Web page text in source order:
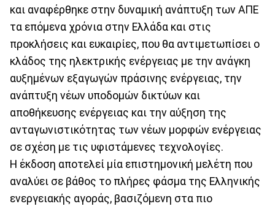
και αναφέρθηκε στην δυναμική ανάπτυξη των ΑΠΕ
τα επόμενα χρόνια στην Ελλάδα και στις
προκλήσεις και ευκαιρίες, που θα αντιμετωπίσει ο
κλάδος της ηλεκτρικής ενέργειας με την ανάγκη
αυξημένων εξαγωγών πράσινης ενέργειας, την
ανάπτυξη νέων υποδομών δικτύων και
αποθήκευσης ενέργειας και την αύξηση της
ανταγωνιστικότητας των νέων μορφών ενέργειας
σε σχέση με τις υφιστάμενες τεχνολογίες.
Η έκδοση αποτελεί μία επιστημονική μελέτη που
αναλύει σε βάθος το πλήρες φάσμα της Ελληνικής
ενεργειακής αγοράς, βασιζόμενη στα πιο